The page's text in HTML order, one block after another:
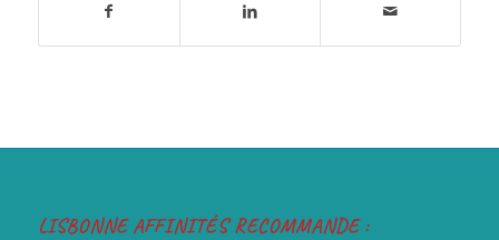
LISBONNE AFFINITÉS RECOMMANDE :